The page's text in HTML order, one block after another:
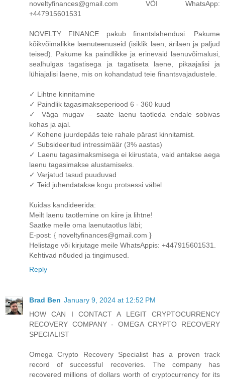
noveltyfinances@gmail.com VÕI WhatsApp:
+447915601531
NOVELTY FINANCE pakub finantslahendusi. Pakume
kõikvõimalikke laenuteenuseid (isiklik laen, ärilaen ja paljud
teised). Pakume ka paindlikke ja erinevaid laenuvõimalusi,
sealhulgas tagatisega ja tagatiseta laene, pikaajalisi ja
lühiajalisi laene, mis on kohandatud teie finantsvajadustele.
✓ Lihtne kinnitamine
✓ Paindlik tagasimakseperiood 6 - 360 kuud
✓ Väga mugav – saate laenu taotleda endale sobivas
kohas ja ajal.
✓ Kohene juurdepääs teie rahale pärast kinnitamist.
✓ Subsideeritud intressimäär (3% aastas)
✓ Laenu tagasimaksmisega ei kiirustata, vaid antakse aega
laenu tagasimakse alustamiseks.
✓ Varjatud tasud puuduvad
✓ Teid juhendatakse kogu protsessi vältel
Kuidas kandideerida:
Meilt laenu taotlemine on kiire ja lihtne!
Saatke meile oma laenutaotlus läbi;
E-post: { noveltyfinances@gmail.com }
Helistage või kirjutage meile WhatsAppis: +447915601531.
Kehtivad nõuded ja tingimused.
Reply
Brad Ben January 9, 2024 at 12:52 PM
HOW CAN I CONTACT A LEGIT CRYPTOCURRENCY
RECOVERY COMPANY - OMEGA CRYPTO RECOVERY
SPECIALIST
Omega Crypto Recovery Specialist has a proven track
record of successful recoveries. The company has
recovered millions of dollars worth of cryptocurrency for its